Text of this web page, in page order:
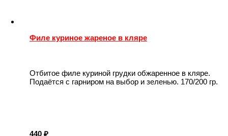
Филе куриное жареное в кляре
Отбитое филе куриной грудки обжаренное в кляре.
Подаётся с гарниром на выбор и зеленью. 170/200 гр.
440